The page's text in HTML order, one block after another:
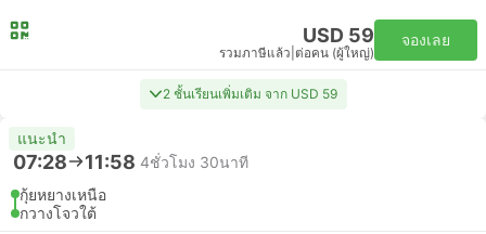
USD 59
รวมภาษีแล้ว ต่อคน (ผู้ใหญ่)
จองเลย
2 ชั้นเรียนเพิ่มเติม จาก USD 59
แนะนำ
07:28 11:58 4ชั่วโมง 30นาที
กุ้ยหยางเหนือ
กวางโจวใต้